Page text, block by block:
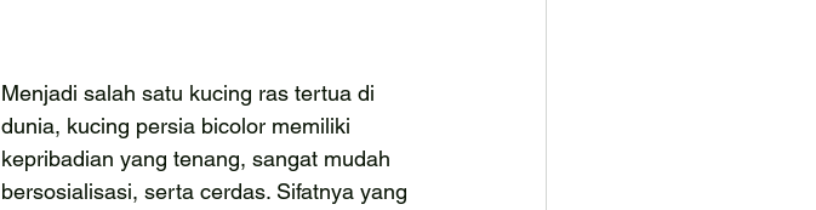
Menjadi salah satu kucing ras tertua di
dunia, kucing persia bicolor memiliki
kepribadian yang tenang, sangat mudah
bersosialisasi, serta cerdas. Sifatnya yang